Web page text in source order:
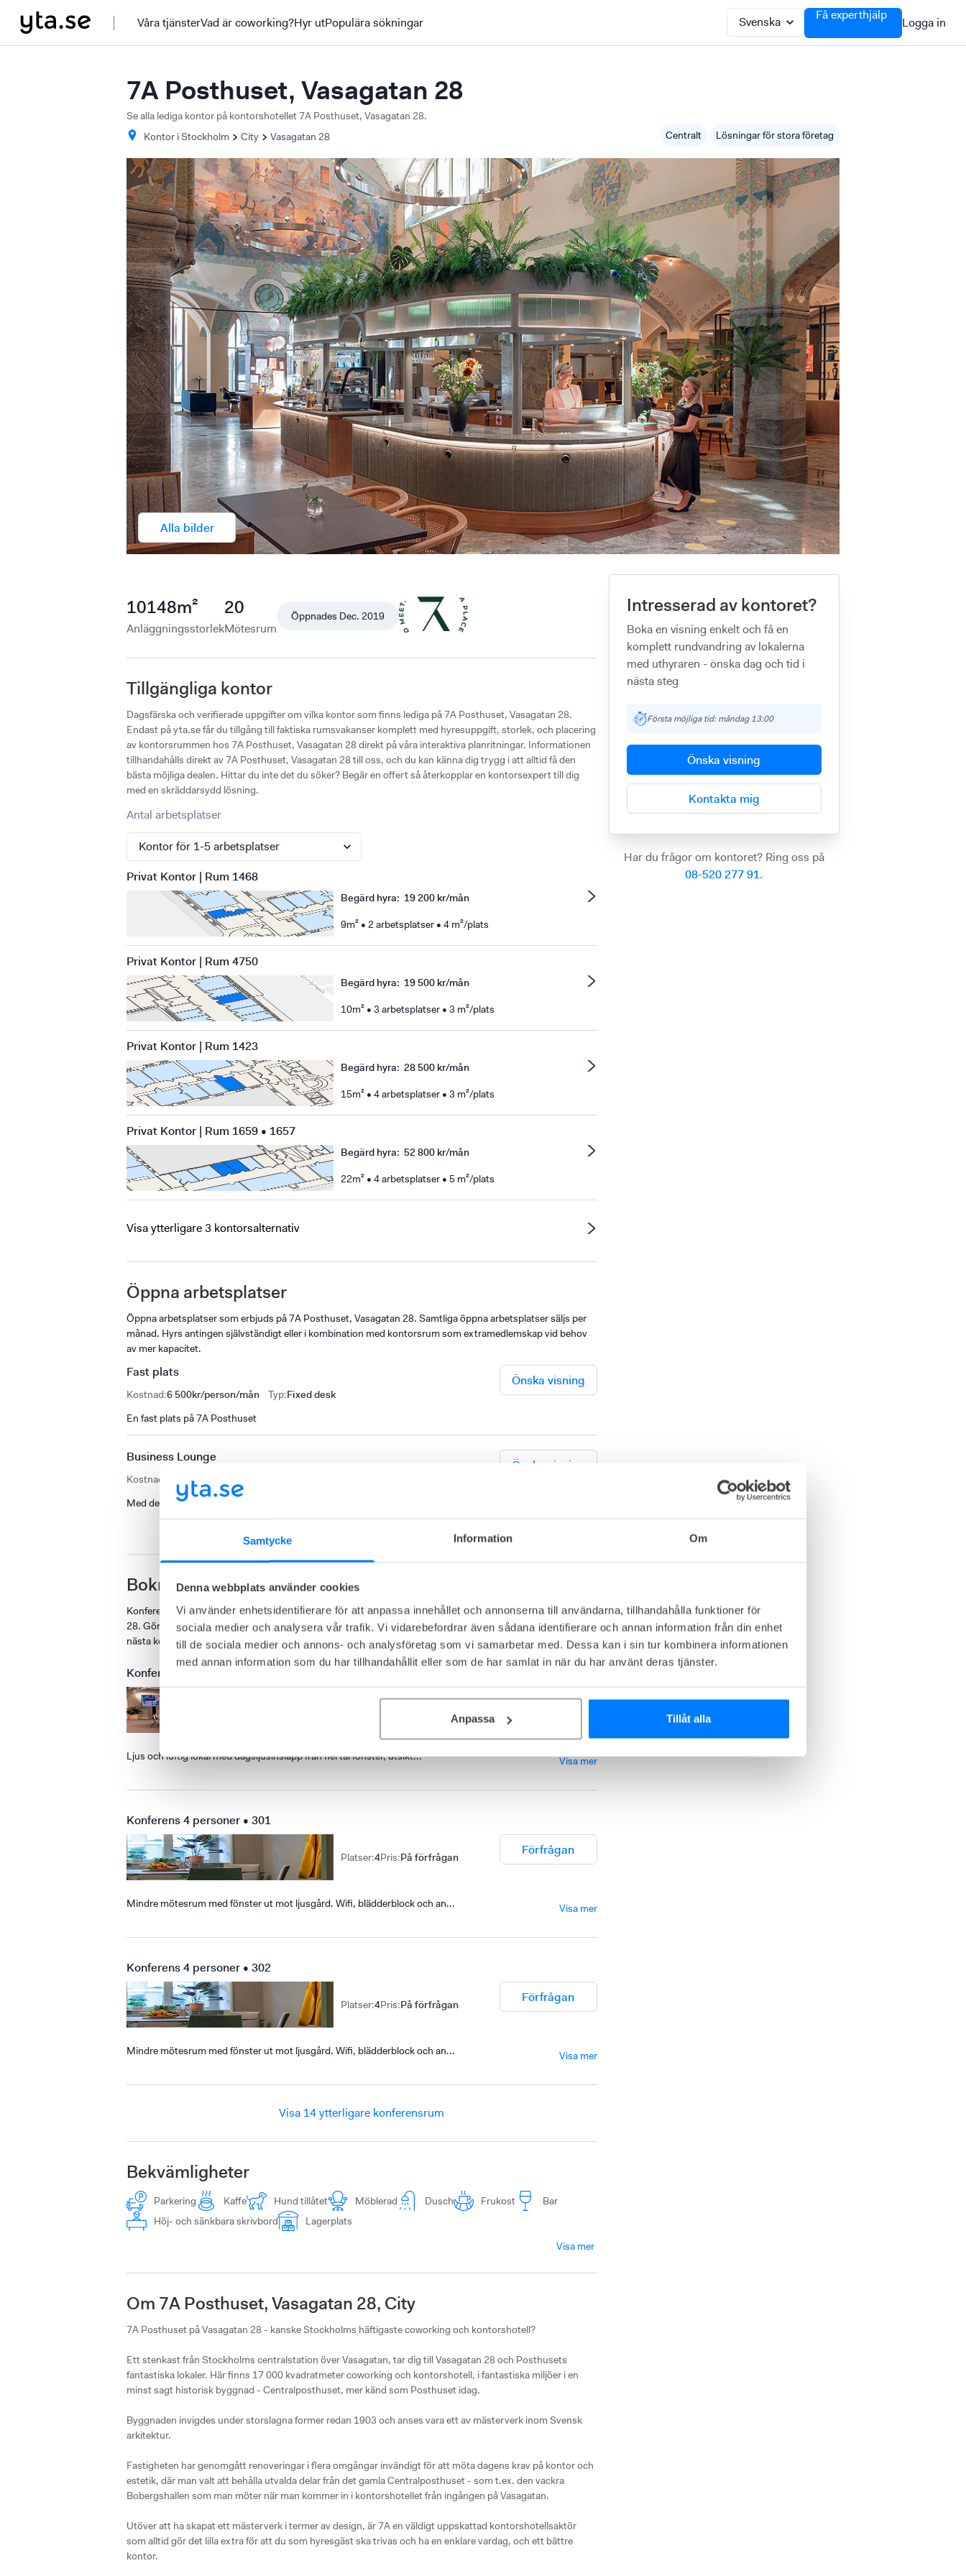
Samtycke Information Om
Denna webbplats använder cookies
Vi använder enhetsidentifierare för att anpassa innehållet och annonserna till användarna, tillhandahålla funktioner för
sociala medier och analysera vår trafik. Vi vidarebefordrar även sådana identifierare och annan information från din enhet
till de sociala medier och annons- och analysföretag som vi samarbetar med. Dessa kan i sin tur kombinera informationen
med annan information som du har tillhandahållit eller som de har samlat in när du har använt deras tjänster.
Anpassa Tillåt alla
Våra tjänsterVad är coworking?Hyr utPopulära sökningar
Få experthjälp
Logga in
7A Posthuset, Vasagatan 28
Se alla lediga kontor på kontorshotellet 7A Posthuset, Vasagatan 28.
Kontor i Stockholm City Vasagatan 28 Centralt Lösningar för stora företag
Alla bilder
Intresserad av kontoret?
Boka en visning enkelt och få en
komplett rundvandring av lokalerna
med uthyraren - önska dag och tid i
nästa steg
Första möjliga tid: måndag 13:00
Önska visning
Kontakta mig
Har du frågor om kontoret? Ring oss på
08-520 277 91.
10148m²
Anläggningsstorlek
20
Mötesrum
Öppnades Dec. 2019
Tillgängliga kontor
Dagsfärska och verifierade uppgifter om vilka kontor som finns lediga på 7A Posthuset, Vasagatan 28.
Endast på yta.se får du tillgång till faktiska rumsvakanser komplett med hyresuppgift, storlek, och placering
av kontorsrummen hos 7A Posthuset, Vasagatan 28 direkt på våra interaktiva planritningar. Informationen
tillhandahålls direkt av 7A Posthuset, Vasagatan 28 till oss, och du kan känna dig trygg i att alltid få den
bästa möjliga dealen. Hittar du inte det du söker? Begär en offert så återkopplar en kontorsexpert till dig
med en skräddarsydd lösning.
Antal arbetsplatser
Privat Kontor | Rum 1468
Begärd hyra: 19 200 kr/mån
9m² • 2 arbetsplatser • 4 m²/plats
Privat Kontor | Rum 4750
Begärd hyra: 19 500 kr/mån
10m² • 3 arbetsplatser • 3 m²/plats
Privat Kontor | Rum 1423
Begärd hyra: 28 500 kr/mån
15m² • 4 arbetsplatser • 3 m²/plats
Privat Kontor | Rum 1659 • 1657
Begärd hyra: 52 800 kr/mån
22m² • 4 arbetsplatser • 5 m²/plats
Visa ytterligare 3 kontorsalternativ
Öppna arbetsplatser
Öppna arbetsplatser som erbjuds på 7A Posthuset, Vasagatan 28. Samtliga öppna arbetsplatser säljs per
månad. Hyrs antingen självständigt eller i kombination med kontorsrum som extramedlemskap vid behov
av mer kapacitet.
Fast plats
Kostnad:6 500kr/person/mån Typ:Fixed desk
En fast plats på 7A Posthuset
Önska visning
Business Lounge
Kostnad 5 900kr/person/mån
Med detta medlemsskap får du access till loungeytorna hos 7A.
Önska visning
Bokningsbara konferensrum
Konferensrum som finns tillgängliga att hyra som hyresgäst eller extern kund hos 7A Posthuset, Vasagatan
28. Gör en förfrågan nedan för att komma i kontakt med hyresvärden för att boka ett mötesrum för din
nästa konferens.
Konferens 70 personer • 202
Ljus och luftig lokal med dagsljusinsläpp från flertal fönster, utsikt...
Förfrågan
Visa mer
Konferens 4 personer • 301
Platser:4Pris:På förfrågan
Mindre mötesrum med fönster ut mot ljusgård. Wifi, blädderblock och an...
Förfrågan
Visa mer
Konferens 4 personer • 302
Platser:4Pris:På förfrågan
Mindre mötesrum med fönster ut mot ljusgård. Wifi, blädderblock och an...
Förfrågan
Visa mer
Visa 14 ytterligare konferensrum
Bekvämligheter
Parkering Kaffe Hund tillåtet Möblerad Dusch Frukost
Bar
Höj- och sänkbara skrivbord
Lagerplats
Visa mer
Om 7A Posthuset, Vasagatan 28, City
7A Posthuset på Vasagatan 28 - kanske Stockholms häftigaste coworking och kontorshotell?
Ett stenkast från Stockholms centralstation över Vasagatan, tar dig till Vasagatan 28 och Posthusets
fantastiska lokaler. Här finns 17 000 kvadratmeter coworking och kontorshotell, i fantastiska miljöer i en
minst sagt historisk byggnad - Centralposthuset, mer känd som Posthuset idag.
Byggnaden invigdes under storslagna former redan 1903 och anses vara ett av mästerverk inom Svensk
arkitektur.
Fastigheten har genomgått renoveringar i flera omgångar invändigt för att möta dagens krav på kontor och
estetik, där man valt att behålla utvalda delar från det gamla Centralposthuset - som t.ex. den vackra
Bobergshallen som man möter när man kommer in i kontorshotellet från ingången på Vasagatan.
Utöver att ha skapat ett mästerverk i termer av design, är 7A en väldigt uppskattad kontorshotellsaktör
som alltid gör det lilla extra för att du som hyresgäst ska trivas och ha en enklare vardag, och ett bättre
kontor.